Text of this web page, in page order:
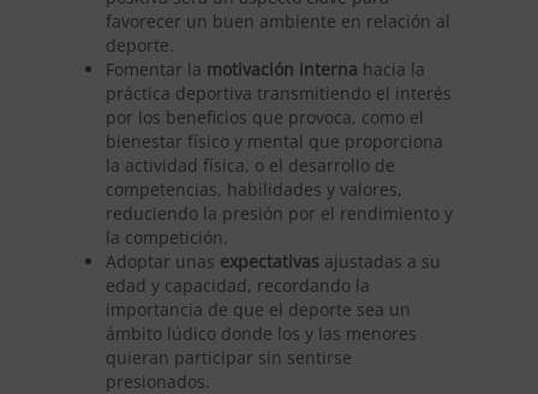
favorecer un buen ambiente en relación al
deporte.
Fomentar la motivación interna hacia la
práctica deportiva transmitiendo el interés
por los beneficios que provoca, como el
bienestar físico y mental que proporciona
la actividad física, o el desarrollo de
competencias, habilidades y valores,
reduciendo la presión por el rendimiento y
la competición.
Adoptar unas expectativas ajustadas a su
edad y capacidad, recordando la
importancia de que el deporte sea un
ámbito lúdico donde los y las menores
quieran participar sin sentirse
presionados.